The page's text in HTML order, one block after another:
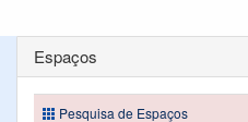
Espaços
Pesquisa de Espaços